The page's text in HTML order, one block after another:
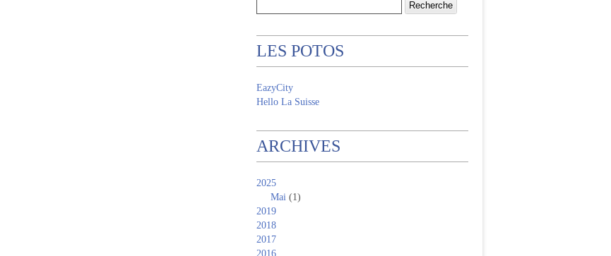
LES POTOS
EazyCity
Hello La Suisse
ARCHIVES
2025
Mai (1)
2019
2018
2017
2016